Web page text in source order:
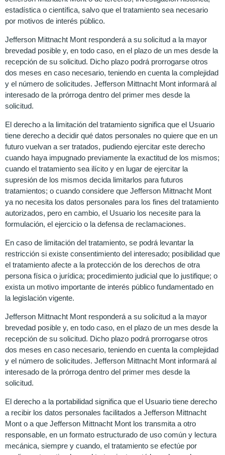
estadística o científica, salvo que el tratamiento sea necesario
por motivos de interés público.
Jefferson Mittnacht Mont responderá a su solicitud a la mayor
brevedad posible y, en todo caso, en el plazo de un mes desde la
recepción de su solicitud. Dicho plazo podrá prorrogarse otros
dos meses en caso necesario, teniendo en cuenta la complejidad
y el número de solicitudes. Jefferson Mittnacht Mont informará al
interesado de la prórroga dentro del primer mes desde la
solicitud.
El derecho a la limitación del tratamiento significa que el Usuario
tiene derecho a decidir qué datos personales no quiere que en un
futuro vuelvan a ser tratados, pudiendo ejercitar este derecho
cuando haya impugnado previamente la exactitud de los mismos;
cuando el tratamiento sea ilícito y en lugar de ejercitar la
supresión de los mismos decida limitarlos para futuros
tratamientos; o cuando considere que Jefferson Mittnacht Mont
ya no necesita los datos personales para los fines del tratamiento
autorizados, pero en cambio, el Usuario los necesite para la
formulación, el ejercicio o la defensa de reclamaciones.
En caso de limitación del tratamiento, se podrá levantar la
restricción si existe consentimiento del interesado; posibilidad que
el tratamiento afecte a la protección de los derechos de otra
persona física o jurídica; procedimiento judicial que lo justifique; o
exista un motivo importante de interés público fundamentado en
la legislación vigente.
Jefferson Mittnacht Mont responderá a su solicitud a la mayor
brevedad posible y, en todo caso, en el plazo de un mes desde la
recepción de su solicitud. Dicho plazo podrá prorrogarse otros
dos meses en caso necesario, teniendo en cuenta la complejidad
y el número de solicitudes. Jefferson Mittnacht Mont informará al
interesado de la prórroga dentro del primer mes desde la
solicitud.
El derecho a la portabilidad significa que el Usuario tiene derecho
a recibir los datos personales facilitados a Jefferson Mittnacht
Mont o a que Jefferson Mittnacht Mont los transmita a otro
responsable, en un formato estructurado de uso común y lectura
mecánica, siempre y cuando, el tratamiento se efectúe por